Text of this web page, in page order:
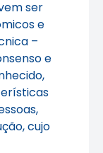
ser
e
–
e
cujo